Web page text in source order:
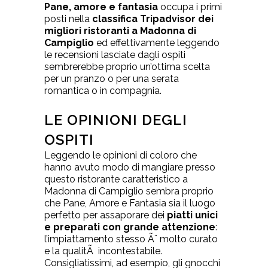
Pane, amore e fantasia occupa i primi
posti nella classifica Tripadvisor dei
migliori ristoranti a Madonna di
Campiglio ed effettivamente leggendo
le recensioni lasciate dagli ospiti
sembrerebbe proprio un’ottima scelta
per un pranzo o per una serata
romantica o in compagnia.
LE OPINIONI DEGLI
OSPITI
Leggendo le opinioni di coloro che
hanno avuto modo di mangiare presso
questo ristorante caratteristico a
Madonna di Campiglio sembra proprio
che Pane, Amore e Fantasia sia il luogo
perfetto per assaporare dei piatti unici
e preparati con grande attenzione:
l’impiattamento stesso Ã¨ molto curato
e la qualitÃ incontestabile.
Consigliatissimi, ad esempio, gli gnocchi